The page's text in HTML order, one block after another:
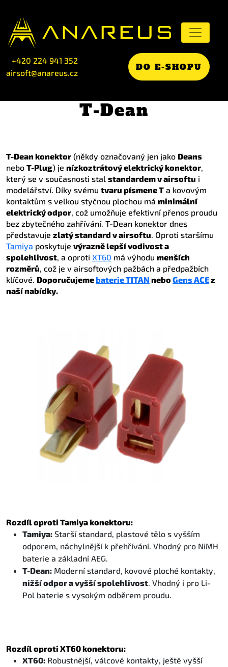
+420 224 941 352
airsoft@anareus.cz
DO E-SHOPU
T-Dean
T-Dean konektor (někdy označovaný jen jako Deans
nebo T-Plug) je nízkoztrátový elektrický konektor,
který se v současnosti stal standardem v airsoftu i
modelářství. Díky svému tvaru písmene T a kovovým
kontaktům s velkou styčnou plochou má minimální
elektrický odpor, což umožňuje efektivní přenos proudu
bez zbytečného zahřívání. T-Dean konektor dnes
představuje zlatý standard v airsoftu. Oproti staršímu
Tamiya poskytuje výrazně lepší vodivost a
spolehlivost, a oproti XT60 má výhodu menších
rozměrů, což je v airsoftových pažbách a předpažbích
klíčové. Doporučujemebaterie TITAN nebo Gens ACEz
naší nabídky.
Rozdíl oproti Tamiya konektoru:
Tamiya: Starší standard, plastové tělo s vyšším
odporem, náchylnější k přehřívání. Vhodný pro NiMH
baterie a základní AEG.
T-Dean: Moderní standard, kovové ploché kontakty,
nižší odpor a vyšší spolehlivost. Vhodný i pro Li-
Pol baterie s vysokým odběrem proudu.
Rozdíl oproti XT60 konektoru:
XT60: Robustnější, válcové kontakty, ještě vyšší